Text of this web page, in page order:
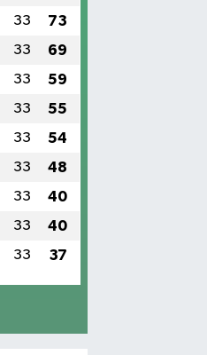
33 73
33 69
33 59
33 55
33 54
33 48
33 40
33 40
33 37